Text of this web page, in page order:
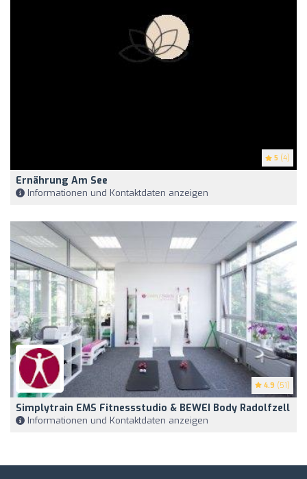
5 (4)
Ernährung Am See
Informationen und Kontaktdaten anzeigen
4.9 (51)
Simplytrain EMS Fitnessstudio & BEWEI Body Radolfzell
Informationen und Kontaktdaten anzeigen